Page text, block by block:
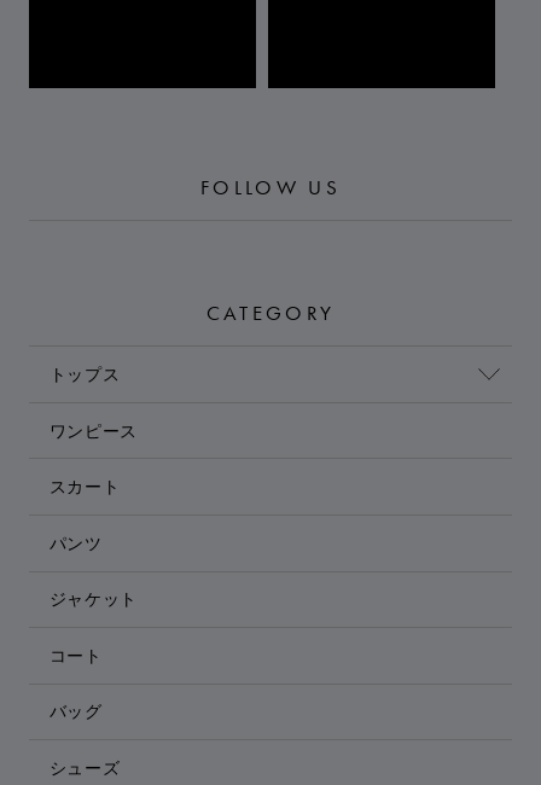
FOLLOW US
CATEGORY
トップス
ワンピース
スカート
パンツ
ジャケット
コート
バッグ
シューズ